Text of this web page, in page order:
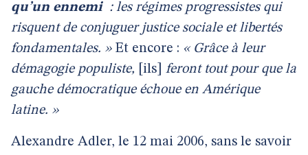
qu’un ennemi : les régimes progressistes qui
risquent de conjuguer justice sociale et libertés
fondamentales. »Et encore : « Grâce à leur
démagogie populiste,
[ils] feront tout pour que la
gauche démocratique échoue en Amérique
latine. »
Alexandre Adler, le 12 mai 2006, sans le savoir